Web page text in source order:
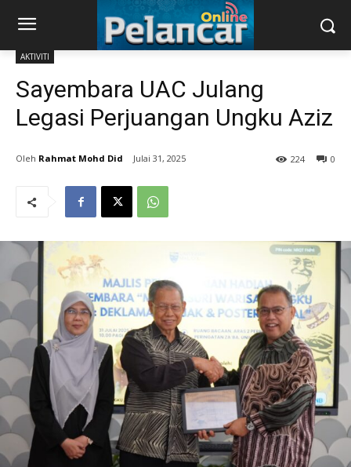
AKTIVITI
Sayembara UAC Julang
Legasi Perjuangan Ungku Aziz
Rahmat Mohd Did Julai 31, 2025 0
224